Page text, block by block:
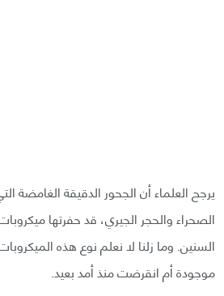
يرجح العلماء أن الجحور الدقيقة الغامضة
الصحراء والحجر الجيري، قد حفرتها
السنين. وما زلنا لا نعلم نوع هذه
موجودة أم انقرضت منذ أمد بعيد.